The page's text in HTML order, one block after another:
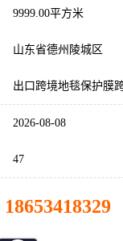
9999.00平方米
山东省德州陵城区
出口跨境地毯保护膜
2026-08-08
47
18653418329